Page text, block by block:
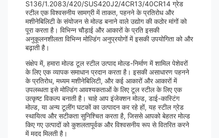
S136/1.2083/420/SUS420J2/4CR13/40CR14 ग्रेड
स्टील एक विश्वसनीय सामग्री में ताकत, पहनने के प्रतिरोध और
मशीनेबिलिटी के संयोजन से मोल्ड बनाने वाले उद्योग की कठोर मांगों को
पूरा करता है। विभिन्न चौड़ाई और आकारों के प्रति इसकी
अनुकूलनशीलता विभिन्न मोल्डिंग अनुप्रयोगों में इसकी उपयोगिता को और
बढ़ाती है।
संक्षेप में, हमारा मोल्ड टूल स्टील उत्पाद मोल्ड-निर्माण में शामिल पेशेवरों
के लिए एक व्यापक समाधान प्रदान करता है। इसकी असाधारण पहनने
के प्रतिरोध, मध्यम मशीनेबिलिटी, और कई आकारों और आकारों में
उपलब्धता इसे मोल्डिंग आवश्यकताओं के लिए टूल स्टील के लिए एक
उत्कृष्ट विकल्प बनाती है। चाहे आप इंजेक्शन मोल्ड, डाई-कास्टिंग
मोल्ड, या अन्य टूलींग घटकों का उत्पादन कर रहे हों, यह स्टील ग्रेड
स्थायित्व और सटीकता सुनिश्चित करता है, जिससे आपको बेहतर मोल्ड
किए गए उत्पादों को कुशलतापूर्वक और विश्वसनीय रूप से वितरित करने
में मदद मिलती है।